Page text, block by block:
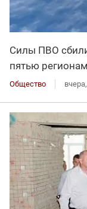
Силы ПВО
пятью
Общество